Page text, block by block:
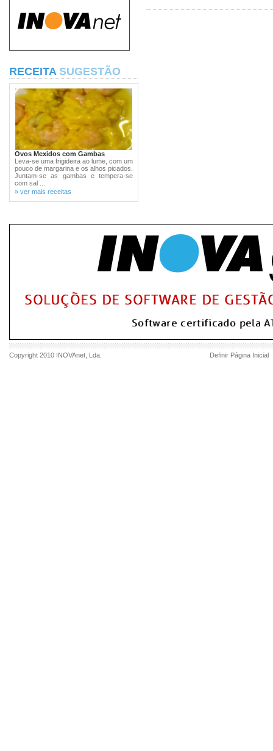
RECEITA SUGESTÃO
Ovos Mexidos com Gambas
Leva-se uma frigideira ao lume, com um
pouco de margarina e os alhos picados.
Juntam-se as gambas e tempera-se
com sal ...
» ver mais receitas
Copyright 2010 INOVAnet , Lda. Definir Página Inicial